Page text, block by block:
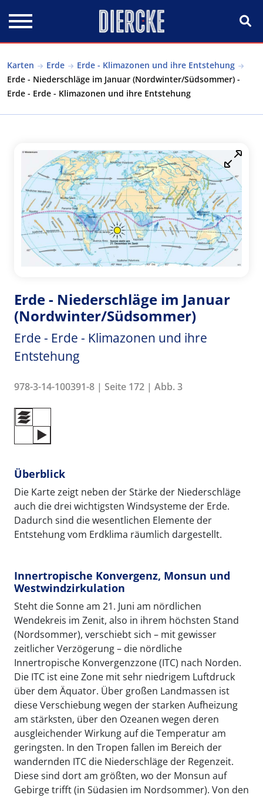
Karten Erde
Erde - Klimazonen und ihre Entstehung
Erde - Niederschläge im Januar (Nordwinter/Südsommer) -
Erde - Erde - Klimazonen und ihre Entstehung
Erde - Niederschläge im Januar
(Nordwinter/Südsommer)
Erde - Erde - Klimazonen und ihre
Entstehung
978-3-14-100391-8 | Seite 172 | Abb. 3
Überblick
Die Karte zeigt neben der Stärke der Niederschläge
auch die drei wichtigsten Windsysteme der Erde.
Dadurch sind die wesentlichen Elemente der
Entstehung vom Erdklima räumlich dargestellt.
Innertropische Konvergenz, Monsun und
Westwindzirkulation
Steht die Sonne am 21. Juni am nördlichen
Wendekreis im Zenit, also in ihrem höchsten Stand
(Nordsommer), verschiebt sich – mit gewisser
zeitlicher Verzögerung – die nördliche
Innertropische Konvergenzzone (ITC) nach Norden.
Die ITC ist eine Zone mit sehr niedrigem Luftdruck
über dem Äquator. Über großen Landmassen ist
diese Verschiebung wegen der starken Aufheizung
am stärksten, über den Ozeanen wegen deren
ausgleichender Wirkung auf die Temperatur am
geringsten. In den Tropen fallen im Bereich der
wandernden ITC die Niederschläge der Regenzeit.
Diese sind dort am größten, wo der Monsun auf
Gebirge trifft (in Südasien im Nordsommer). Von den